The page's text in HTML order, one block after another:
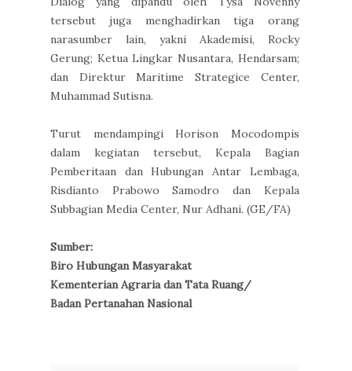
tersebut juga menghadirkan tiga orang
narasumber lain, yakni Akademisi, Rocky
Gerung; Ketua Lingkar Nusantara, Hendarsam;
dan Direktur Maritime Strategice Center,
Muhammad Sutisna.
Turut mendampingi Horison Mocodompis
dalam kegiatan tersebut, Kepala Bagian
Pemberitaan dan Hubungan Antar Lembaga,
Risdianto Prabowo Samodro dan Kepala
Subbagian Media Center, Nur Adhani. (GE/FA)
Sumber:
Biro Hubungan Masyarakat
Kementerian Agraria dan Tata Ruang/
Badan Pertanahan Nasional